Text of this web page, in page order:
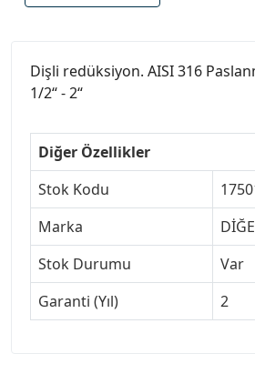
Dişli redüksiyon. AISI 316
1/2“ - 2“
Diğer Özellikler
Stok Kodu
Marka
Stok Durumu
Var
Garanti (Yıl)
2